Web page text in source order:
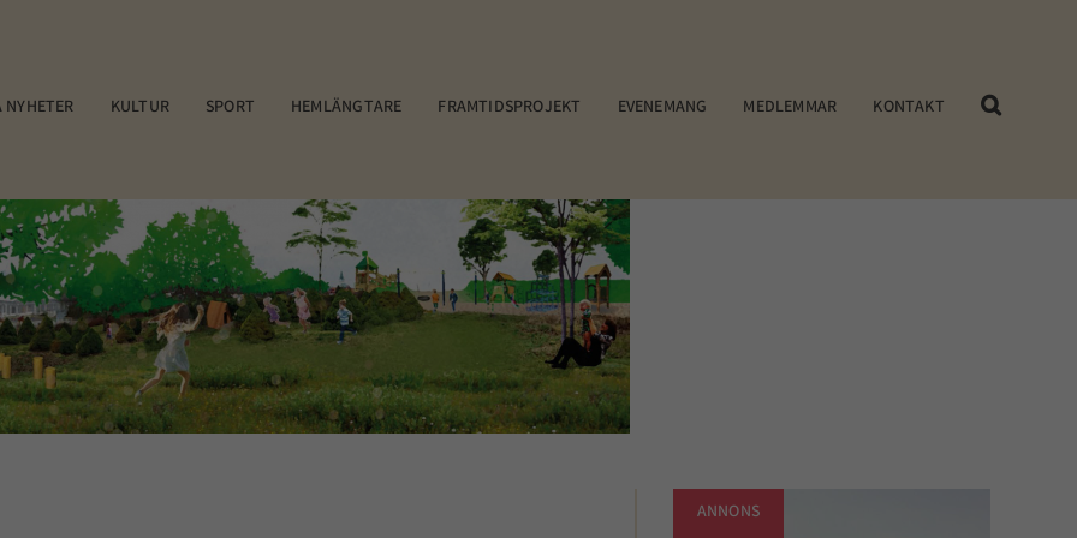
NYHETER KULTUR SPORT HEMLÄNGTARE FRAMTIDSPROJEKT EVENEMANG MEDLEMMAR KONTAKT
ANNONS